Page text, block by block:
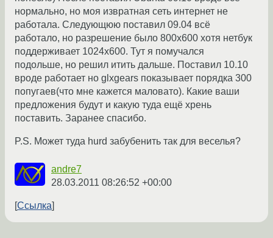
нормально, но моя извратная сеть интернет не
работала. Следующюю поставил 09.04 всё
работало, но разрешение было 800х600 хотя нетбук
поддерживает 1024х600. Тут я помучался
подольше, но решил итить дальше. Поставил 10.10
вроде работает но glxgears показывает порядка 300
попугаев(что мне кажется маловато). Какие ваши
предложения будут и какую туда ещё хрень
поставить. Заранее спасибо.
P.S. Может туда hurd забубенить так для веселья?
andre7
28.03.2011 08:26:52 +00:00
Ссылка